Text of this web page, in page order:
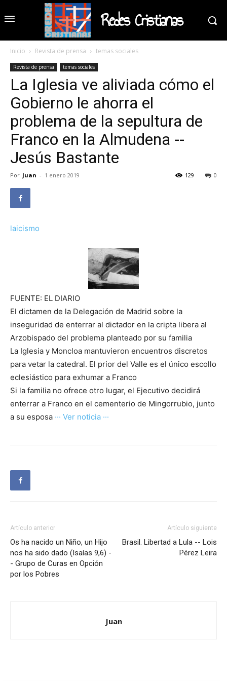
Redes Cristianas
Inicio Revista de prensa temas sociales
Revista de prensa temas sociales
La Iglesia ve aliviada cómo el
Gobierno le ahorra el
problema de la sepultura de
Franco en la Almudena --
Jesús Bastante
Por Juan - 1 enero 2019 0
129
laicismo
FUENTE: EL DIARIO
El dictamen de la Delegación de Madrid sobre la
inseguridad de enterrar al dictador en la cripta libera al
Arzobispado del problema planteado por su familia
La Iglesia y Moncloa mantuvieron encuentros discretos
para vetar la catedral. El prior del Valle es el único escollo
eclesiástico para exhumar a Franco
Si la familia no ofrece otro lugar, el Ejecutivo decidirá
enterrar a Franco en el cementerio de Mingorrubio, junto
a su esposa ··· Ver noticia ···
Artículo anterior
Os ha nacido un Niño, un Hijo
nos ha sido dado (Isaías 9,6) -
- Grupo de Curas en Opción
por los Pobres
Artículo siguiente
Brasil. Libertad a Lula -- Lois
Pérez Leira
Juan